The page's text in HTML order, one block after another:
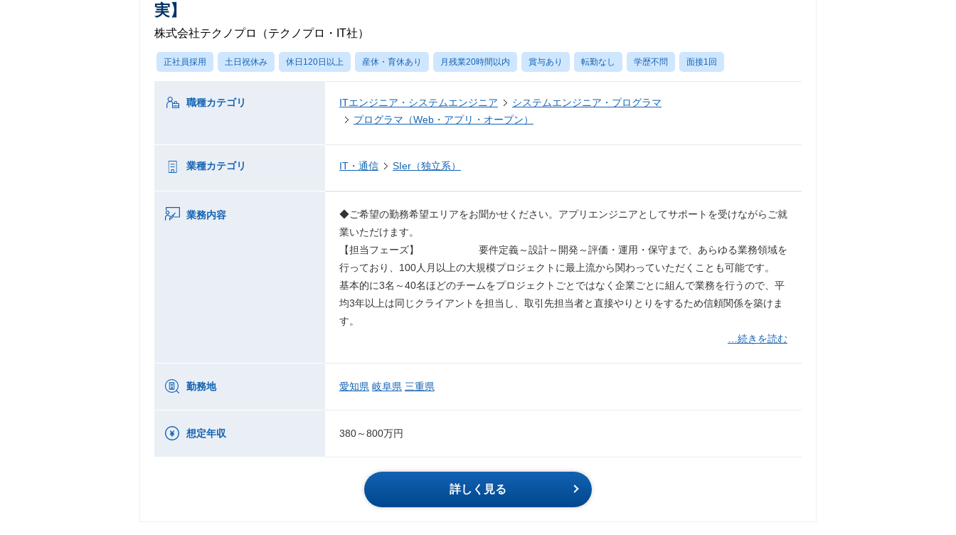
実】
株式会社テクノプロ（テクノプロ・IT社）
正社員採用 土日祝休み 休日120日以上 産休・育休あり 月残業20時間以内 賞与あり 転勤なし 学歴不問 面接1回
職種カテゴリ ITエンジニア・システムエンジニア
システムエンジニア・プログラマ
プログラマ（Web・アプリ・オープン）
業種カテゴリ IT・通信 SIer（独立系）
業務内容
◆ご希望の勤務希望エリアをお聞かせください。アプリエンジニアとしてサポートを受けながらご就
業いただけます。
【担当フェーズ】 要件定義～設計～開発～評価・運用・保守まで、あらゆる業務領域を
行っており、100人月以上の大規模プロジェクトに最上流から関わっていただくことも可能です。
基本的に3名～40名ほどのチームをプロジェクトごとではなく企業ごとに組んで業務を行うので、平
均3年以上は同じクライアントを担当し、取引先担当者と直接やりとりをするため信頼関係を築けま
す。
…続きを読む
勤務地 愛知県 岐阜県 三重県
想定年収 380～800万円
詳しく見る